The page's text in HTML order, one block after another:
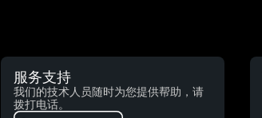
服务支持
我们的技术人员随时为您提供帮助，请
拨打电话。